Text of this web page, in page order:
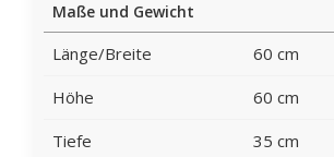
Maße und Gewicht
Länge/Breite
60 cm
Höhe
60 cm
Tiefe
35 cm